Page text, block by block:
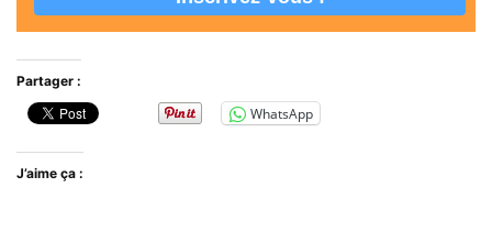
Partager :
WhatsApp
J’aime ça :